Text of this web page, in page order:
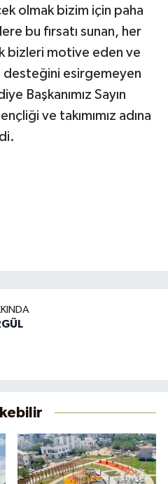
olmak bizim için paha
bu fırsatı sunan, her
bizleri motive eden ve
desteğini esirgemeyen
Başkanımız Sayın
ve takımımız adına